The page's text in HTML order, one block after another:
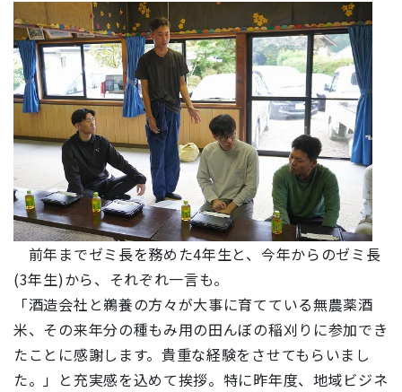
前年までゼミ長を務めた4年生と、今年からのゼミ長
(3年生)から、それぞれ一言も。
「酒造会社と鵜養の方々が大事に育てている無農薬酒
米、その来年分の種もみ用の田んぼの稲刈りに参加でき
たことに感謝します。貴重な経験をさせてもらいまし
た。」と充実感を込めて挨拶。特に昨年度、地域ビジネ